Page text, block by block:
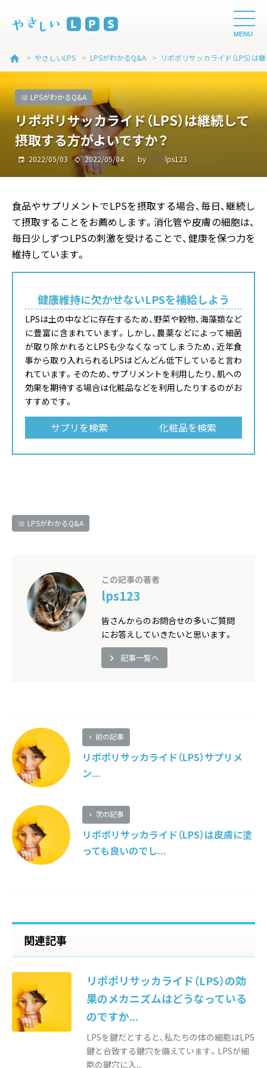
MENU
home
> やさしいLPS > LPSがわかるQ&A > リポ
LPSがわかるQ&A
リポポリサッカライド（LPS）は継続して
摂取する方がよいですか？
2022/05/03 2022/05/04 by lps123
食品やサプリメントでLPSを摂取する場合、毎日、継続し
て摂取することをお薦めします。消化管や皮膚の細胞は、
毎日少しずつLPSの刺激を受けることで、健康を保つ力を
維持しています。
健康維持に欠かせないLPSを補給しよう
LPSは土の中などに存在するため、野菜や穀物、海藻類など
に豊富に含まれています。しかし、農薬などによって細菌
が取り除かれるとLPSも少なくなってしまうため、近年食
事から取り入れられるLPSはどんどん低下していると言わ
れています。そのため、サプリメントを利用したり、肌への
効果を期待する場合は化粧品などを利用したりするのがお
すすめです。
サプリを検索 化粧品を検索
LPSがわかるQ&A
この記事の著者
lps123
皆さんからのお問合せの多いご質問
にお答えしていきたいと思います。
記事一覧へ
前の記事
リポポリサッカライド（LPS）サプリメ
ン...
次の記事
リポポリサッカライド（LPS）は皮膚に塗
っても良いのでし...
関連記事
リポポリサッカライド（LPS）の効
果のメカニズムはどうなっている
のですか...
LPSを鍵だとすると、私たちの体の細胞はLPS
鍵と合致する鍵穴を備えています。LPSが細
胞の鍵穴に入...